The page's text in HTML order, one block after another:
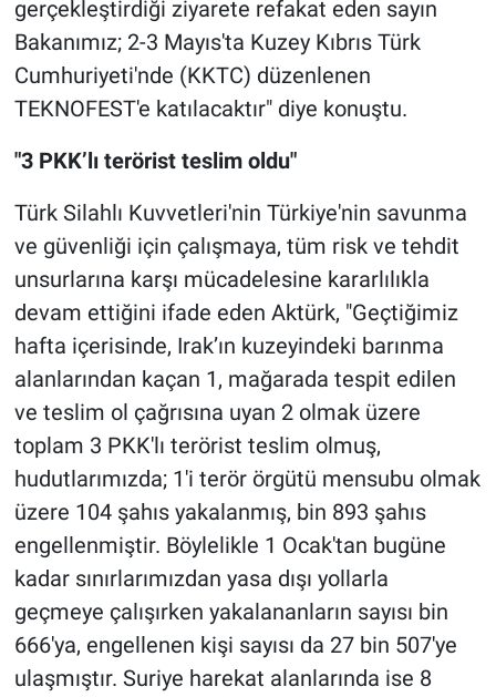
gerçekleştirdiği ziyarete refakat eden sayın
Bakanımız; 2-3 Mayıs'ta Kuzey Kıbrıs Türk
Cumhuriyeti'nde (KKTC) düzenlenen
TEKNOFEST'e katılacaktır" diye konuştu.
"3 PKK’lı terörist teslim oldu"
Türk Silahlı Kuvvetleri'nin Türkiye'nin savunma
ve güvenliği için çalışmaya, tüm risk ve tehdit
unsurlarına karşı mücadelesine kararlılıkla
devam ettiğini ifade eden Aktürk, "Geçtiğimiz
hafta içerisinde, Irak’ın kuzeyindeki barınma
alanlarından kaçan 1, mağarada tespit edilen
ve teslim ol çağrısına uyan 2 olmak üzere
toplam 3 PKK'lı terörist teslim olmuş,
hudutlarımızda; 1'i terör örgütü mensubu olmak
üzere 104 şahıs yakalanmış, bin 893 şahıs
engellenmiştir. Böylelikle 1 Ocak'tan bugüne
kadar sınırlarımızdan yasa dışı yollarla
geçmeye çalışırken yakalananların sayısı bin
666'ya, engellenen kişi sayısı da 27 bin 507'ye
ulaşmıştır. Suriye harekat alanlarında ise 8